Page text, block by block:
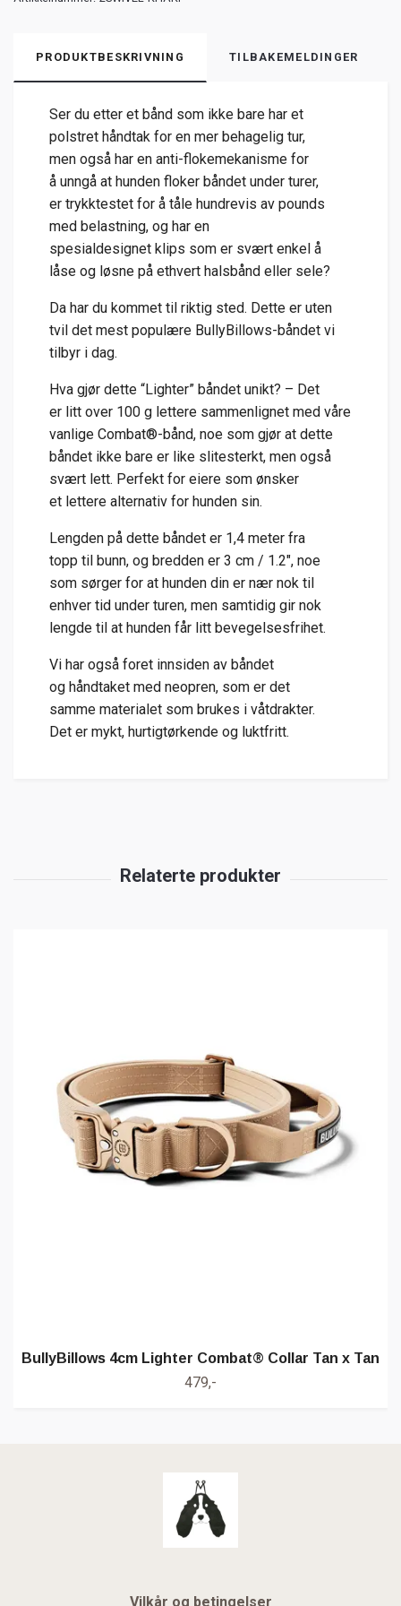
PRODUKTBESKRIVNING TILBAKEMELDINGER
Ser du etter et bånd som ikke bare har et
polstret håndtak for en mer behagelig tur,
men også har en anti-flokemekanisme for
å unngå at hunden floker båndet under turer,
er trykktestet for å tåle hundrevis av pounds
med belastning, og har en
spesialdesignet klips som er svært enkel å
låse og løsne på ethvert halsbånd eller sele?
Da har du kommet til riktig sted. Dette er uten
tvil det mest populære BullyBillows-båndet vi
tilbyr i dag.
Hva gjør dette “Lighter” båndet unikt? – Det
er litt over 100 g lettere sammenlignet med våre
vanlige Combat®-bånd, noe som gjør at dette
båndet ikke bare er like slitesterkt, men også
svært lett. Perfekt for eiere som ønsker
et lettere alternativ for hunden sin.
Lengden på dette båndet er 1,4 meter fra
topp til bunn, og bredden er 3 cm / 1.2", noe
som sørger for at hunden din er nær nok til
enhver tid under turen, men samtidig gir nok
lengde til at hunden får litt bevegelsesfrihet.
Vi har også foret innsiden av båndet
og håndtaket med neopren, som er det
samme materialet som brukes i våtdrakter.
Det er mykt, hurtigtørkende og luktfritt.
BullyBillows 4cm Lighter Combat® Collar Tan x Tan
479,-
Vilkår og betingelser